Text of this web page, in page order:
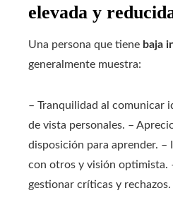
elevada y
Una persona que tiene baja
generalmente muestra:
– Tranquilidad al comunicar
de vista personales. –
disposición para aprender. –
con otros y visión optimista.
gestionar críticas y rechazos.